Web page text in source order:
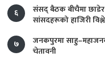
६
संसद् बैठक बीचैमा छाडेर
सांसदहरूको हाजिरी
७
जनकपुरमा
चेतावनी